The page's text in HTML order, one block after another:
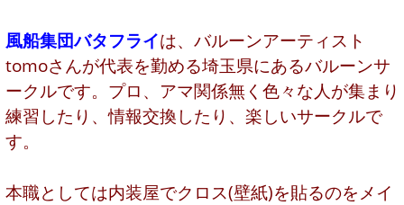
風船集団バタフライは、バルーンアーティスト
tomoさんが代表を勤める埼玉県にあるバルーンサ
ークルです。プロ、アマ関係無く色々な人が集まり
練習したり、情報交換したり、楽しいサークルで
す。
本職としては内装屋でクロス(壁紙)を貼るのをメイ